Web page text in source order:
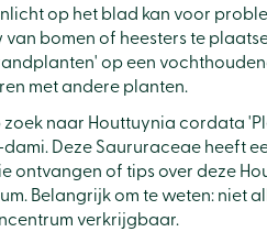
op het blad kan voor
van bomen of heesters te
op een
met andere planten.
zoek naar Houttuynia cordata
Deze Saururaceae heeft
ontvangen of tips over deze
Belangrijk om te weten: niet
verkrijgbaar.